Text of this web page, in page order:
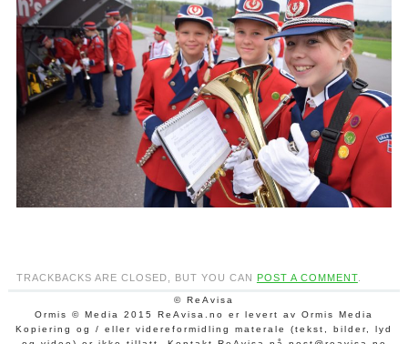
TRACKBACKS ARE CLOSED, BUT YOU CAN POST A COMMENT.
© ReAvisa
Ormis © Media 2015 ReAvisa.no er levert av Ormis Media
Kopiering og / eller videreformidling materale (tekst, bilder, lyd